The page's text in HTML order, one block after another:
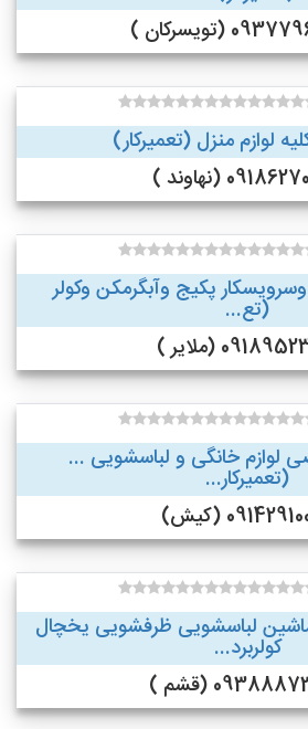
(تویسرکان )
لوازم منزل (تعمیرکار)
(نهاوند )
پکیج وآبگرمکن وکولر
(تع...
(ملایر )
خانگی و لباسشویی ...
(تعمیرکار...
(کیش)
لباسشویی ظرفشویی یخچال
کولربرد...
(قشم )